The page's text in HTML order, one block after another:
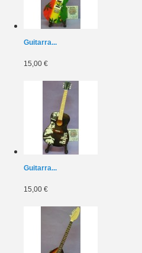
Guitarra...
15,00 €
Guitarra...
15,00 €